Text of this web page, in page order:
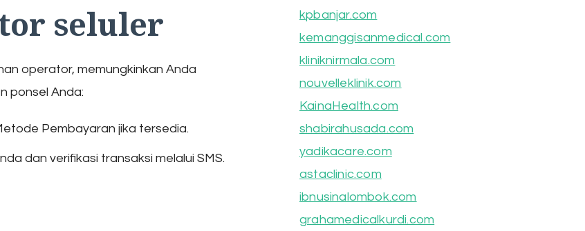
seluler
operator, memungkinkan Anda
ponsel Anda:
Pembayaran jika tersedia.
dan verifikasi transaksi melalui SMS.
kpbanjar.com
kemanggisanmedical.com
kliniknirmala.com
nouvelleklinik.com
KainaHealth.com
shabirahusada.com
yadikacare.com
astaclinic.com
ibnusinalombok.com
grahamedicalkurdi.com